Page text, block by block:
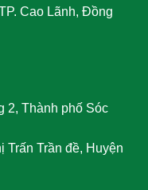
Cao Lãnh, Đồng
2, Thành phố Sóc
Trấn Trần đề, Huyện